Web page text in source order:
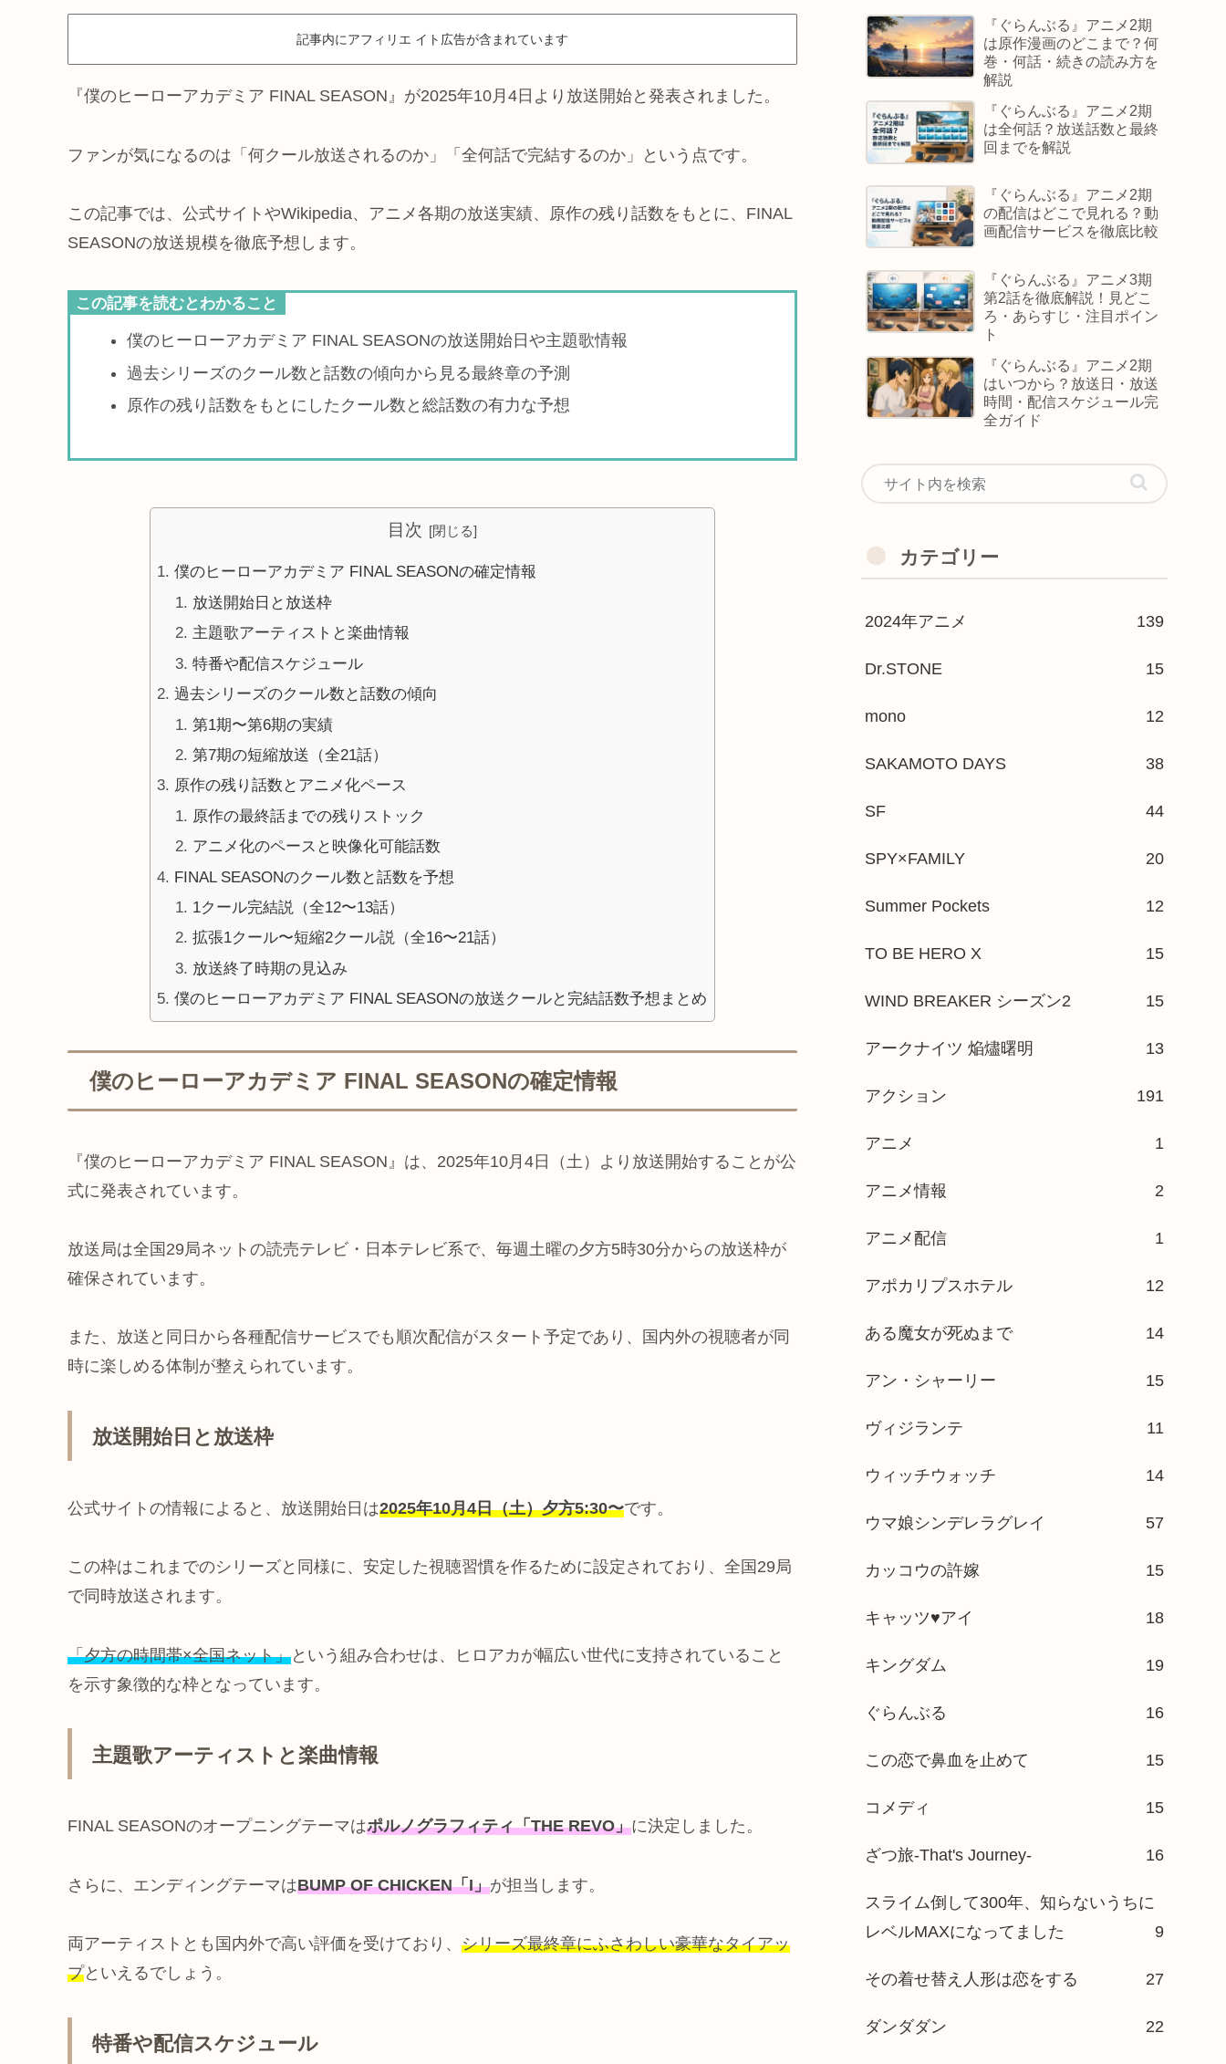
記事内にアフィリエ イト広告が含まれています
『僕のヒーローアカデミア FINAL SEASON』が2025年10月4日より放送開始と発表されました。
ファンが気になるのは「何クール放送されるのか」「全何話で完結するのか」という点です。
この記事では、公式サイトやWikipedia、アニメ各期の放送実績、原作の残り話数をもとに、FINAL
SEASONの放送規模を徹底予想します。
この記事を読むとわかること
僕のヒーローアカデミア FINAL SEASONの放送開始日や主題歌情報
過去シリーズのクール数と話数の傾向から見る最終章の予測
原作の残り話数をもとにしたクール数と総話数の有力な予想
目次
僕のヒーローアカデミア FINAL SEASONの確定情報
放送開始日と放送枠
主題歌アーティストと楽曲情報
特番や配信スケジュール
過去シリーズのクール数と話数の傾向
第1期〜第6期の実績
第7期の短縮放送（全21話）
原作の残り話数とアニメ化ペース
原作の最終話までの残りストック
アニメ化のペースと映像化可能話数
FINAL SEASONのクール数と話数を予想
1クール完結説（全12〜13話）
拡張1クール〜短縮2クール説（全16〜21話）
放送終了時期の見込み
僕のヒーローアカデミア FINAL SEASONの放送クールと完結話数予想まとめ
僕のヒーローアカデミア FINAL SEASONの確定情報
『僕のヒーローアカデミア FINAL SEASON』は、2025年10月4日（土）より放送開始することが公
式に発表されています。
放送局は全国29局ネットの読売テレビ・日本テレビ系で、毎週土曜の夕方5時30分からの放送枠が
確保されています。
また、放送と同日から各種配信サービスでも順次配信がスタート予定であり、国内外の視聴者が同
時に楽しめる体制が整えられています。
放送開始日と放送枠
公式サイトの情報によると、放送開始日は2025年10月4日（土）夕方5:30〜です。
この枠はこれまでのシリーズと同様に、安定した視聴習慣を作るために設定されており、全国29局
で同時放送されます。
「夕方の時間帯×全国ネット」という組み合わせは、ヒロアカが幅広い世代に支持されていること
を示す象徴的な枠となっています。
主題歌アーティストと楽曲情報
FINAL SEASONのオープニングテーマはポルノグラフィティ「THE REVO」に決定しました。
さらに、エンディングテーマはBUMP OF CHICKEN「I」が担当します。
両アーティストとも国内外で高い評価を受けており、 シリーズ最終章にふさわしい豪華なタイアッ
プといえるでしょう。
特番や配信スケジュール
『ぐらんぶる』アニメ2期
は原作漫画のどこまで？何
巻・何話・続きの読み方を
解説
『ぐらんぶる』アニメ2期
は全何話？放送話数と最終
回までを解説
『ぐらんぶる』アニメ2期
の配信はどこで見れる？動
画配信サービスを徹底比較
『ぐらんぶる』アニメ3期
第2話を徹底解説！見どこ
ろ・あらすじ・注目ポイン
ト
『ぐらんぶる』アニメ2期
はいつから？放送日・放送
時間・配信スケジュール完
全ガイド
カテゴリー
2024年アニメ 139
Dr.STONE 15
mono 12
SAKAMOTO DAYS 38
SF 44
SPY×FAMILY 20
Summer Pockets 12
TO BE HERO X 15
WIND BREAKER シーズン2 15
アークナイツ 焔燼曙明 13
アクション 191
アニメ 1
アニメ情報 2
アニメ配信 1
アポカリプスホテル 12
ある魔女が死ぬまで 14
アン・シャーリー 15
ヴィジランテ 11
ウィッチウォッチ 14
ウマ娘シンデレラグレイ 57
カッコウの許嫁 15
キャッツ♥アイ 18
キングダム 19
ぐらんぶる 16
この恋で鼻血を止めて 15
コメディ 15
ざつ旅-That's Journey- 16
スライム倒して300年、知らないうちに
レベルMAXになってました
9
その着せ替え人形は恋をする 27
ダンダダン 22